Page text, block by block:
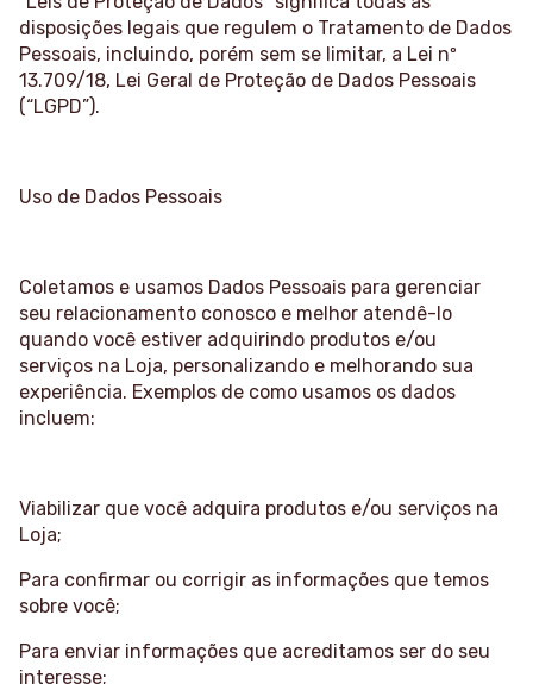
disposições legais que regulem o Tratamento de Dados
Pessoais, incluindo, porém sem se limitar, a Lei nº
13.709/18, Lei Geral de Proteção de Dados Pessoais
(“LGPD”).
Uso de Dados Pessoais
Coletamos e usamos Dados Pessoais para gerenciar
seu relacionamento conosco e melhor atendê-lo
quando você estiver adquirindo produtos e/ou
serviços na Loja, personalizando e melhorando sua
experiência. Exemplos de como usamos os dados
incluem:
Viabilizar que você adquira produtos e/ou serviços na
Loja;
Para confirmar ou corrigir as informações que temos
sobre você;
Para enviar informações que acreditamos ser do seu
interesse;